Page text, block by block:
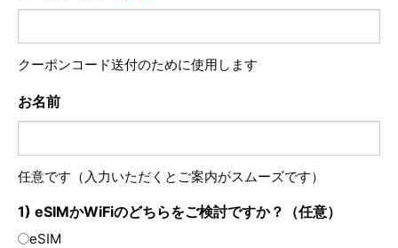
クーポンコード送付のために使用します
お名前
任意です（入力いただくとご案内がスムーズです）
1) eSIMかWiFiのどちらをご検討ですか？（任意）
eSIM